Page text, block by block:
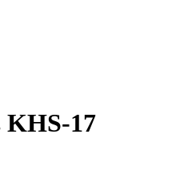
KHS-17